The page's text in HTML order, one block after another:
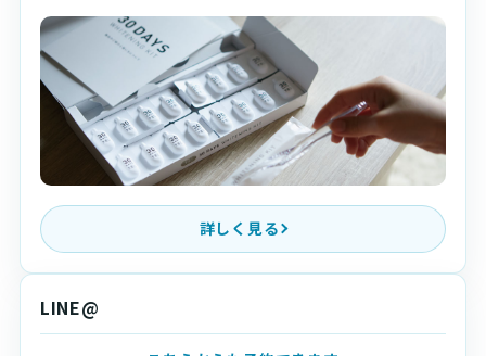
詳しく見る
LINE@